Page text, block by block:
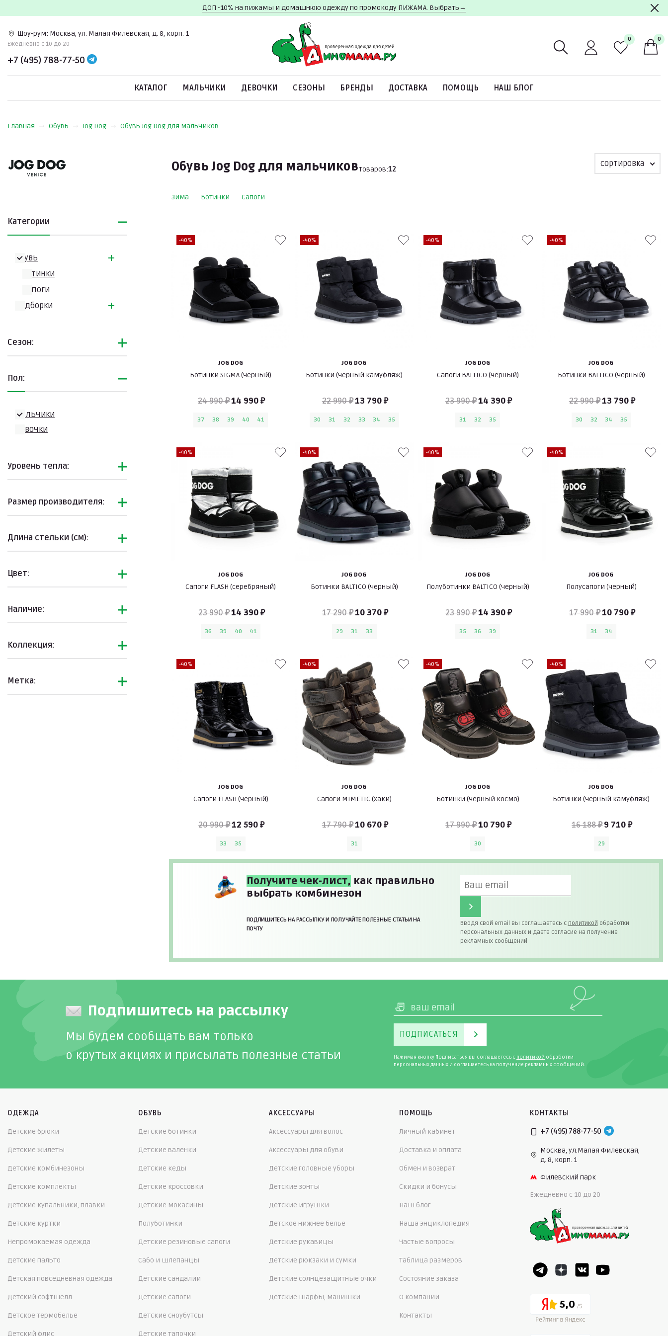
ДОП -10% на пижамы и домашнюю одежду по промокоду ПИЖАМА. Выбрать→
Шоу-рум: Москва, ул. Малая Филевская, д. 8, корп. 1
Ежедневно c 10 до 20
+7 (495) 788-77-50
0 0
КАТАЛОГ МАЛЬЧИКИ ДЕВОЧКИ СЕЗОНЫ БРЕНДЫ ДОСТАВКА ПОМОЩЬ НАШ БЛОГ
Главная Обувь Jog Dog Обувь Jog Dog для мальчиков
Категории
Обувь
Ботинки
Сапоги
Подборки
Сезон:
Пол:
Мальчики
Девочки
Уровень тепла:
Размер производителя:
Длина стельки (см):
Цвет:
Наличие:
Коллекция:
Метка:
Обувь Jog Dog для мальчиковТоваров:12
сортировка
Зима Ботинки Сапоги
-40%
JOG DOG
Ботинки SIGMA (черный)
24 990 ₽14 990 ₽
37 38 39 40 41
-40%
JOG DOG
Ботинки (черный камуфляж)
22 990 ₽13 790 ₽
30 31 32 33 34 35
-40%
JOG DOG
Сапоги BALTICO (черный)
23 990 ₽14 390 ₽
31 32 35
-40%
JOG DOG
Ботинки BALTICO (черный)
22 990 ₽13 790 ₽
30 32 34 35
-40%
JOG DOG
Сапоги FLASH (серебряный)
23 990 ₽14 390 ₽
36 39 40 41
-40%
JOG DOG
Ботинки BALTICO (черный)
17 290 ₽10 370 ₽
29 31 33
-40%
JOG DOG
Полуботинки BALTICO (черный)
23 990 ₽14 390 ₽
35 36 39
-40%
JOG DOG
Полусапоги (черный)
17 990 ₽10 790 ₽
31 34
-40%
JOG DOG
Сапоги FLASH (черный)
20 990 ₽12 590 ₽
33 35
-40%
JOG DOG
Сапоги MIMETIC (хаки)
17 790 ₽10 670 ₽
31
-40%
JOG DOG
Ботинки (черный космо)
17 990 ₽10 790 ₽
30
-40%
JOG DOG
Ботинки (черный камуфляж)
16 188 ₽9 710 ₽
29
Получите чек-лист, как правильно
выбрать комбинезон
ПОДПИШИТЕСЬ НА РАССЫЛКУ И ПОЛУЧАЙТЕ ПОЛЕЗНЫЕ СТАТЬИ НА
ПОЧТУ
Вводя свой email вы соглашаетесь с политикой обработки
персональных данных и даете согласие на получение
рекламных сообщений
Подпишитесь на рассылку
Мы будем сообщать вам только
о крутых акциях и присылать полезные статьи
ПОДПИСАТЬСЯ
Нажимая кнопку Подписаться вы соглашаетесь с политикой обработки
персональных данных и соглашаетесь на получение рекламных сообщений.
ОДЕЖДА
Детские брюки
Детские жилеты
Детские комбинезоны
Детские комплекты
Детские купальники, плавки
Детские куртки
Непромокаемая одежда
Детские пальто
Детская повседневная одежда
Детский софтшелл
Детское термобелье
Детский флис
ОБУВЬ
Детские ботинки
Детские валенки
Детские кеды
Детские кроссовки
Детские мокасины
Полуботинки
Детские резиновые сапоги
Сабо и шлепанцы
Детские сандалии
Детские сапоги
Детские сноубутсы
Детские тапочки
АКСЕССУАРЫ
Аксессуары для волос
Аксессуары для обуви
Детские головные уборы
Детские зонты
Детские игрушки
Детское нижнее белье
Детские рукавицы
Детские рюкзаки и сумки
Детские солнцезащитные очки
Детские шарфы, манишки
ПОМОЩЬ
Личный кабинет
Доставка и оплата
Обмен и возврат
Скидки и бонусы
Наш блог
Наша энциклопедия
Частые вопросы
Таблица размеров
Состояние заказа
О компании
Контакты
КОНТАКТЫ
+7 (495) 788-77-50
Москва, ул.Малая Филевская,
д. 8, корп. 1
Филевский парк
Ежедневно c 10 до 20
5,0